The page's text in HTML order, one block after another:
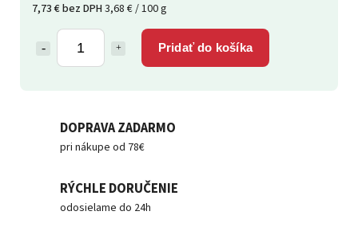
7,73 € bez DPH3,68 € / 100 g
Pridať do košíka
DOPRAVA ZADARMO
pri nákupe od 78€
RÝCHLE DORUČENIE
odosielame do 24h